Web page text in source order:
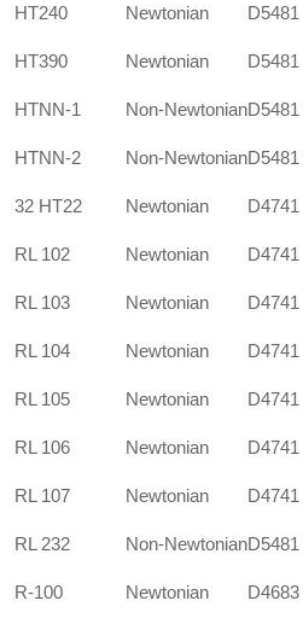
HT240 Newtonian D5481
HT390 Newtonian D5481
HTNN-1 Non-Newtonian
HTNN-2 Non-Newtonian
32 HT22 Newtonian D4741
RL 102 Newtonian D4741
RL 103 Newtonian D4741
RL 104 Newtonian D4741
RL 105 Newtonian D4741
RL 106 Newtonian D4741
RL 107 Newtonian D4741
RL 232 Non-Newtonian
R-100 Newtonian D4683